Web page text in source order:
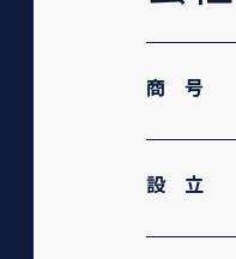
商 号
設 立